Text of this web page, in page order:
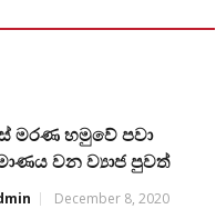
මරණ හමුවේ පවා
වන ව්‍යාජ පුවත්
December 8, 2020